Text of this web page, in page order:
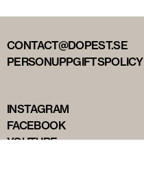
CONTACT@DOPEST.SE
PERSONUPPGIFTSPOLICY
INSTAGRAM
FACEBOOK
YOUTUBE